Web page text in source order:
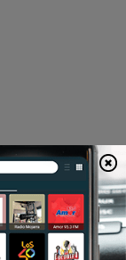
de Gobierno